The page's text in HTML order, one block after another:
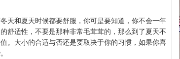
天和夏天时候都要舒服，你可是要知道，你不会一年
舒适性，不要是那种非常毛茸茸的，那么到了夏天不
。大小的合适与否还是要取决于你的习惯，如果你喜